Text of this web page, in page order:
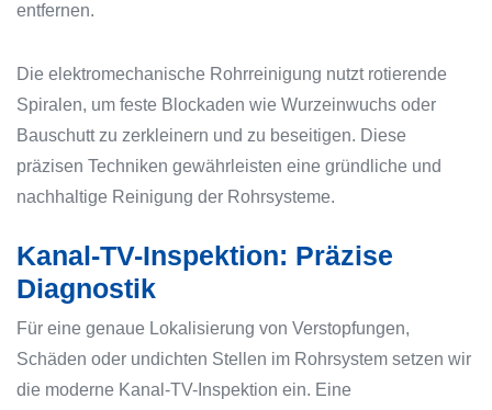
entfernen.
Die elektromechanische Rohrreinigung nutzt rotierende
Spiralen, um feste Blockaden wie Wurzeinwuchs oder
Bauschutt zu zerkleinern und zu beseitigen. Diese
präzisen Techniken gewährleisten eine gründliche und
nachhaltige Reinigung der Rohrsysteme.
Kanal-TV-Inspektion: Präzise
Diagnostik
Für eine genaue Lokalisierung von Verstopfungen,
Schäden oder undichten Stellen im Rohrsystem setzen wir
die moderne Kanal-TV-Inspektion ein. Eine